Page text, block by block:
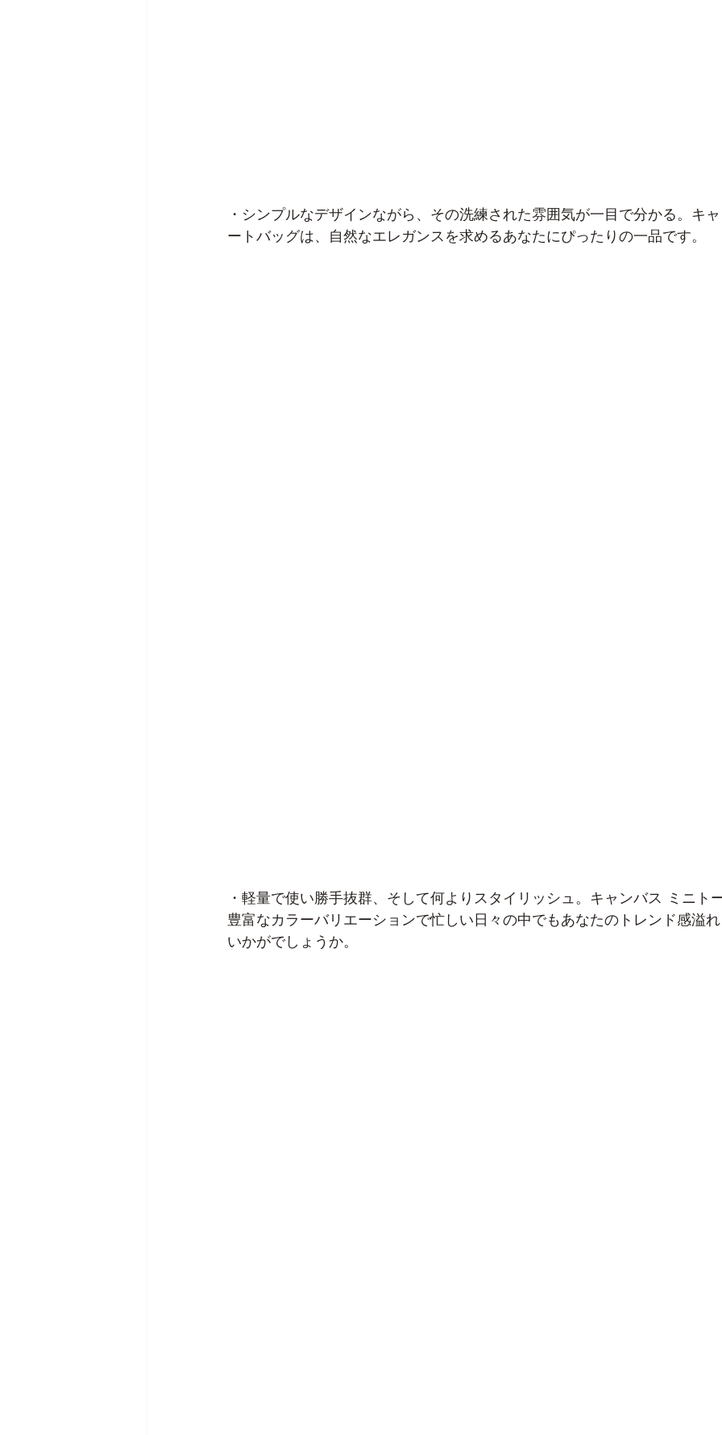
・シンプルなデザインながら、その洗練された雰囲気が一目で分かる。キ
ートバッグは、自然なエレガンスを求めるあなたにぴったりの一品です。
・軽量で使い勝手抜群、そして何よりスタイリッシュ。キャンバス ミニト
豊富なカラーバリエーションで忙しい日々の中でもあなたのトレンド感溢
いかがでしょうか。